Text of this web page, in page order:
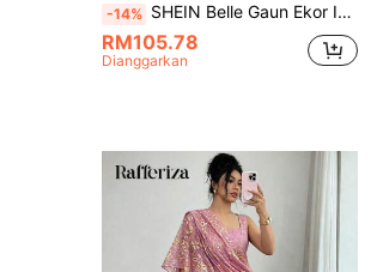
-14% SHEIN Belle Gaun Ekor Ikan Manik Leher Kekasih Wanita untuk Pakaian Parti Percutian Pakaian Wanita Maxi Berpayet, Gaun untuk Wanita Elegan, Wanita Kasual Perniagaan, Gaun Parti Krismas, Pakaian Kelab Wanita, Pakaian untuk Wanita Gadis Seksi, Gaun Wanita Pendek, Pakaian Konsert Wanita, Gaun Koktel Pendek untuk Pakaian Parti Percutian Tahun Baru
RM105.78
Dianggarkan